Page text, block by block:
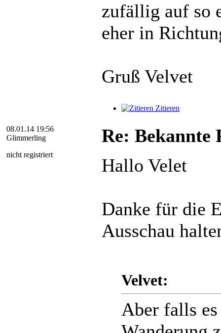
zufällig auf so
eher in
Gruß Velvet
Zitieren
08.01.14 19:56
Glimmerling
nicht registriert
Re: Bekannte
Hallo Velet
Danke für die
Ausschau
Velvet:
Aber falls